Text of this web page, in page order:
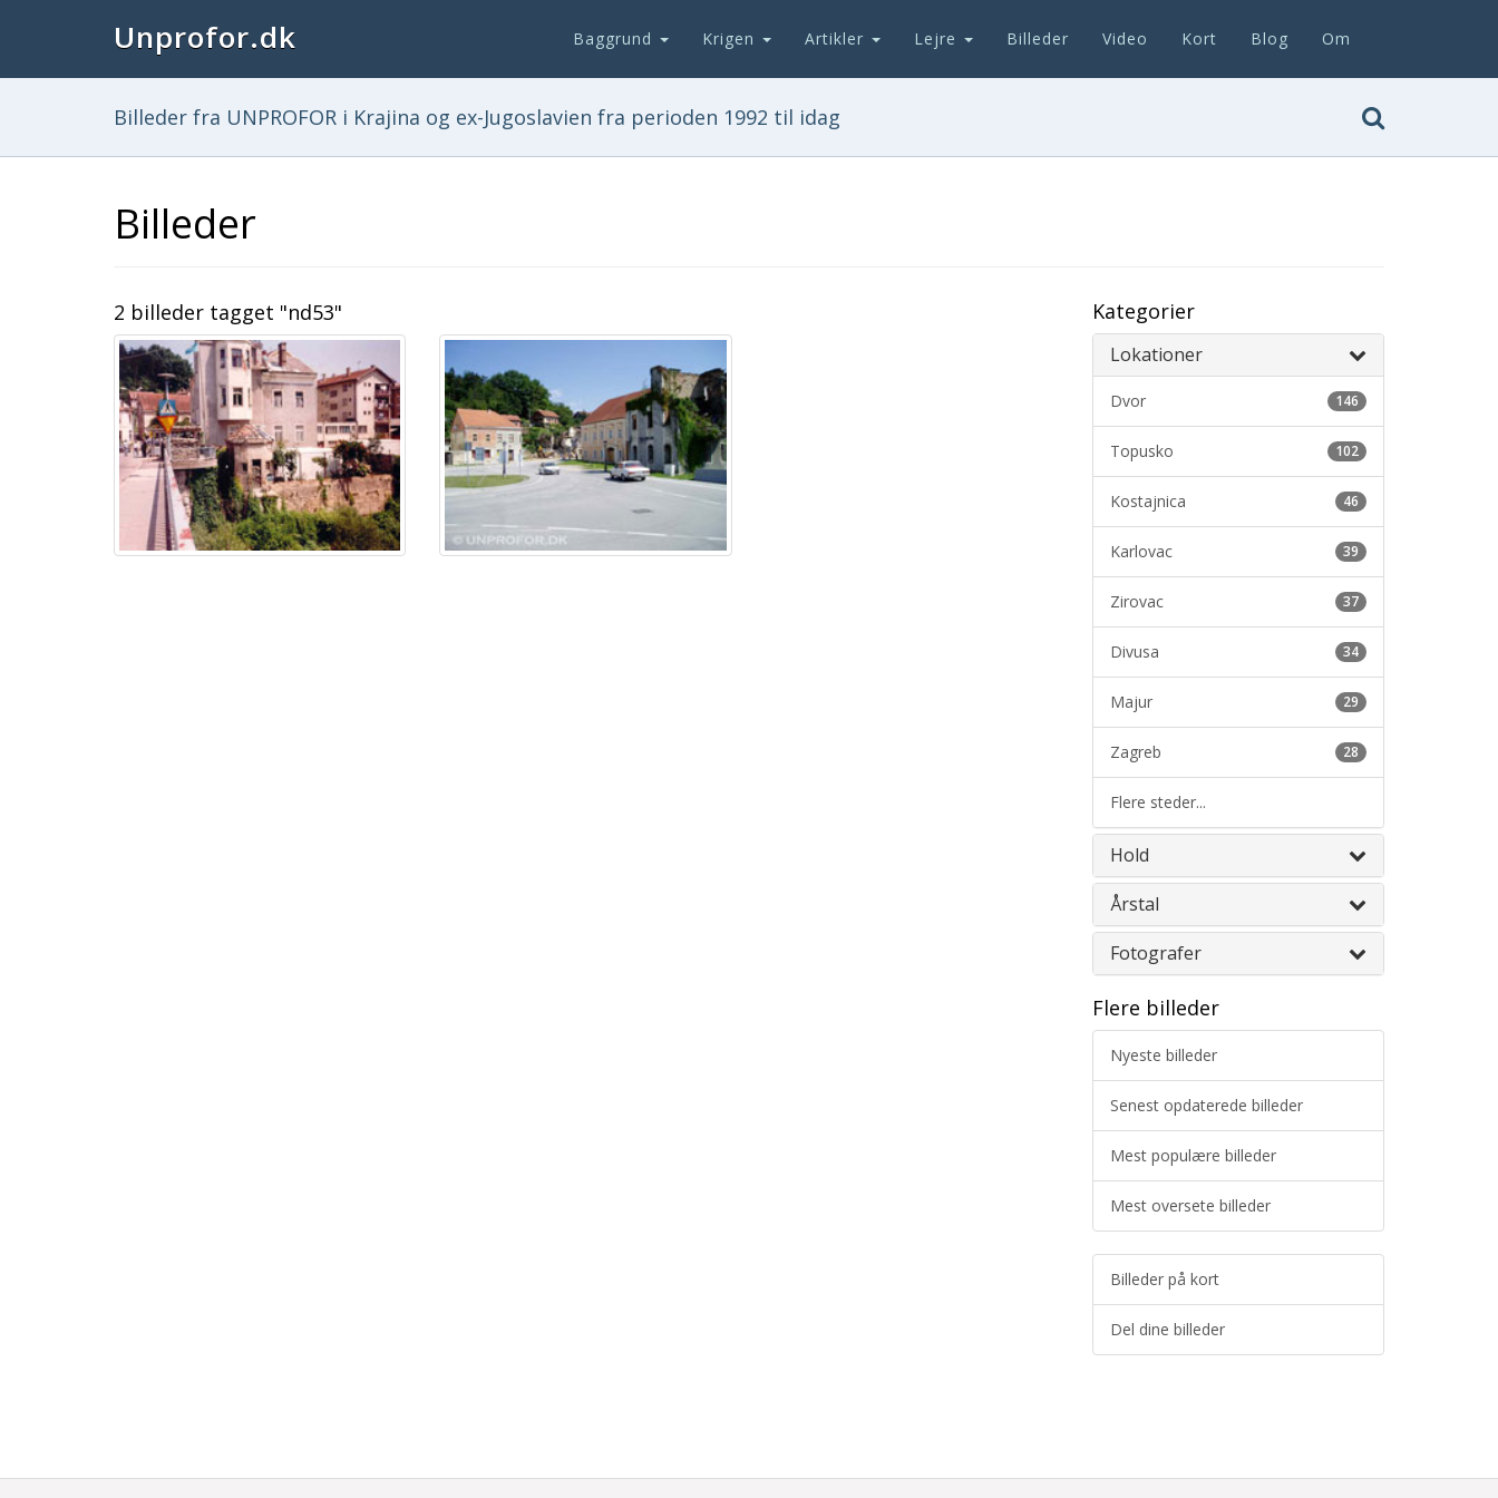
Unprofor.dk Baggrund Krigen Artikler Lejre Billeder Video Kort Blog Om
Billeder fra UNPROFOR i Krajina og ex-Jugoslavien fra perioden 1992 til idag
Billeder
2 billeder tagget "nd53" Kategorier
Lokationer
146
Dvor
102
Topusko
46
Kostajnica
39
Karlovac
37
Zirovac
34
Divusa
29
Majur
28
Zagreb
Flere steder...
Hold
Årstal
Fotografer
Flere billeder
Nyeste billeder
Senest opdaterede billeder
Mest populære billeder
Mest oversete billeder
Billeder på kort
Del dine billeder